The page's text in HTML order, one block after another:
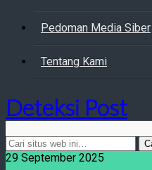
Pedoman Media Siber
Tentang Kami
Deteksi Post
29 September 2025